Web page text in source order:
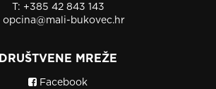
T: +385 42 843 143
opcina@mali-bukovec.hr
DRUŠTVENE MREŽE
Facebook